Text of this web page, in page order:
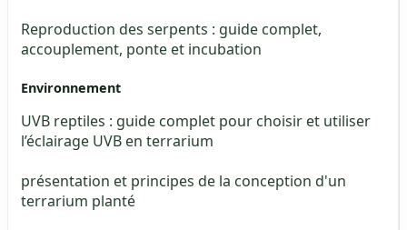
Reproduction des serpents : guide complet,
accouplement, ponte et incubation
Environnement
UVB reptiles : guide complet pour choisir et utiliser
l’éclairage UVB en terrarium
présentation et principes de la conception d'un
terrarium planté